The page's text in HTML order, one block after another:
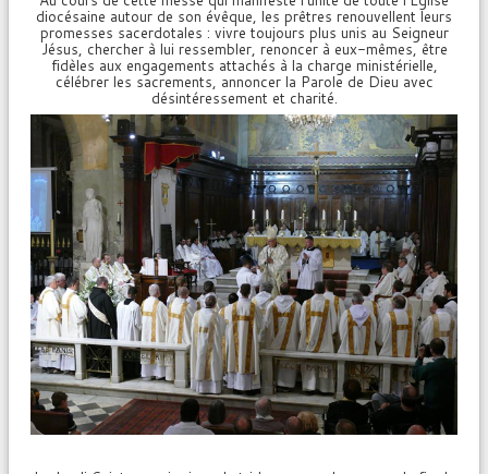
diocésaine autour de son évêque, les prêtres renouvellent leurs
promesses sacerdotales : vivre toujours plus unis au Seigneur
Jésus, chercher à lui ressembler, renoncer à eux-mêmes, être
fidèles aux engagements attachés à la charge ministérielle,
célébrer les sacrements, annoncer la Parole de Dieu avec
désintéressement et charité.